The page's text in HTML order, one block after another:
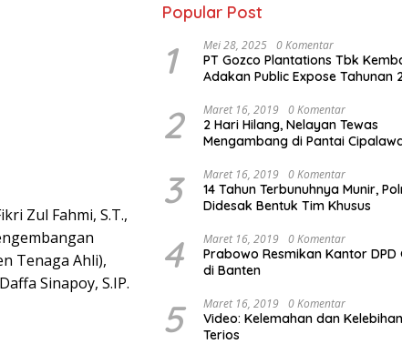
Zul Fahmi, S.T.,
Tenaga Ahli),
Sinapoy, S.IP.
Popular Post
1 Mei 28, 2025 0 Komentar
PT Gozco Plantations Tbk
Adakan Public Expose Tahunan
2 Maret 16, 2019 0 Komentar
2 Hari Hilang, Nelayan Tewas
Mengambang di Pantai
3 Maret 16, 2019 0 Komentar
14 Tahun Terbunuhnya Munir,
Didesak Bentuk Tim Khusus
4 Maret 16, 2019 0 Komentar
Prabowo Resmikan Kantor DPD
di Banten
5 Maret 16, 2019 0 Komentar
Video: Kelemahan dan
Terios